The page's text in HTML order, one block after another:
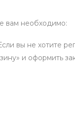
вам необходимо:
вы не хотите
и оформить